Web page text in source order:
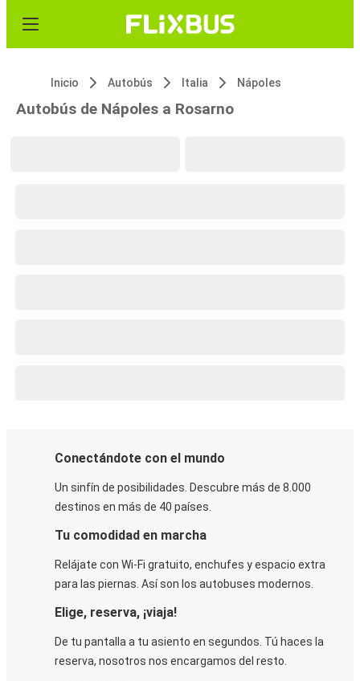
Inicio Autobús Italia Nápoles
Autobús de Nápoles a Rosarno
Conectándote con el mundo
Un sinfín de posibilidades. Descubre más de 8.000
destinos en más de 40 países.
Tu comodidad en marcha
Relájate con Wi-Fi gratuito, enchufes y espacio extra
para las piernas. Así son los autobuses modernos.
Elige, reserva, ¡viaja!
De tu pantalla a tu asiento en segundos. Tú haces la
reserva, nosotros nos encargamos del resto.